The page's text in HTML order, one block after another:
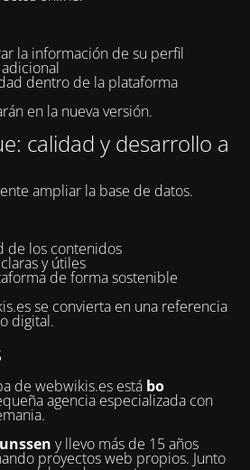
la información de su perfil
dentro de la plataforma
en la nueva versión.
calidad y desarrollo a
ampliar la base de datos.
de los contenidos
y útiles
de forma sostenible
se convierta en una referencia
digital.
de webwikis.es está bo
agencia especializada con
y llevo más de 15 años
proyectos web propios. Junto